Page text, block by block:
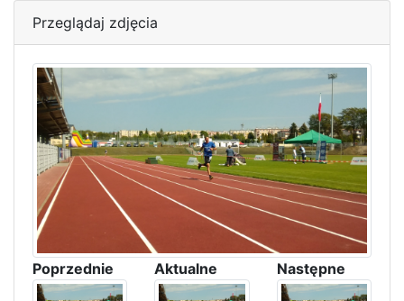
Przeglądaj zdjęcia
Poprzednie Aktualne Następne